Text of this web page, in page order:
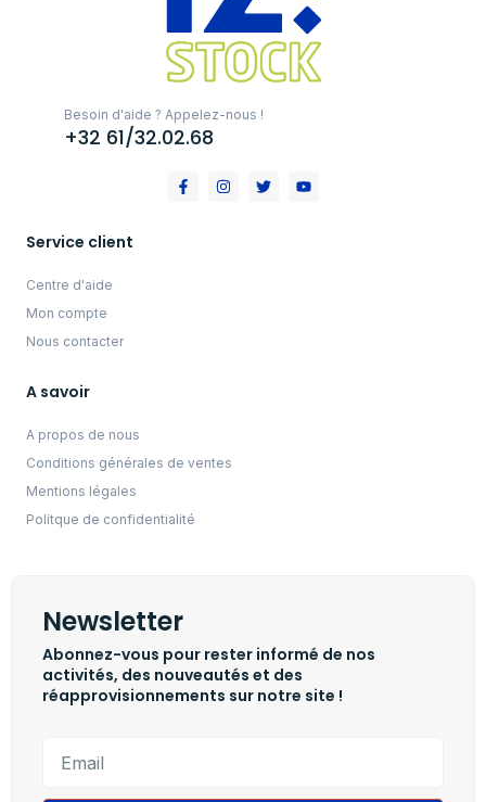
Besoin d'aide ? Appelez-nous !
+32 61/32.02.68
Service client
Centre d'aide
Mon compte
Nous contacter
A savoir
A propos de nous
Conditions générales de ventes
Mentions légales
Politque de confidentialité
Newsletter
Abonnez-vous pour rester informé de nos
activités, des nouveautés et des
réapprovisionnements sur notre site !